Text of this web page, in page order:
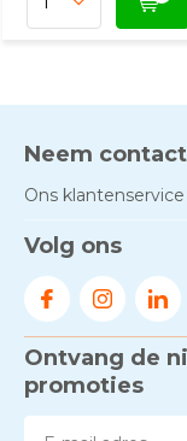
Neem
Ons
Volg ons
Ontvang de
promoties